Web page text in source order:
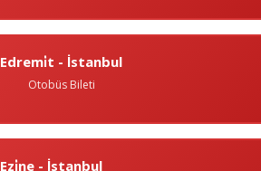
Edremi̇t - İstanbul
Otobüs Bileti
Ezi̇ne - İstanbul